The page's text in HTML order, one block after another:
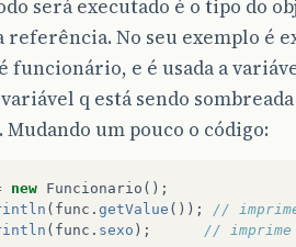
será executado é o tipo do
referência. No seu exemplo é
funcionário, e é usada a
q está sendo
um pouco o código:
new Funcionario ();
( func . getValue ());
//
( func . sexo ); //